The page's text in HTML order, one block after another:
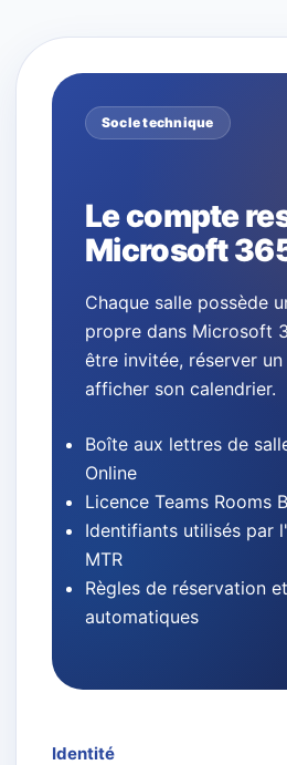
Socle technique
Le compte
Microsoft
Chaque salle possède
propre dans Microsoft
être invitée, réserver
afficher son calendrier.
Boîte aux lettres de
Online
Licence Teams Rooms
Identifiants utilisés par
MTR
Règles de réservation
automatiques
Identité